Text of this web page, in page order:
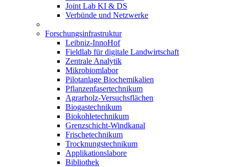
Joint Lab KI & DS
Verbünde und Netzwerke
Forschungsinfrastruktur
Leibniz-InnoHof
Fieldlab für digitale Landwirtschaft
Zentrale Analytik
Mikrobiomlabor
Pilotanlage Biochemikalien
Pflanzenfasertechnikum
Agrarholz-Versuchsflächen
Biogastechnikum
Biokohletechnikum
Grenzschicht-Windkanal
Frischetechnikum
Trocknungstechnikum
Applikationslabore
Bibliothek